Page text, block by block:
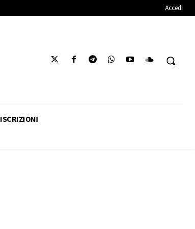
Accedi
ISCRIZIONI